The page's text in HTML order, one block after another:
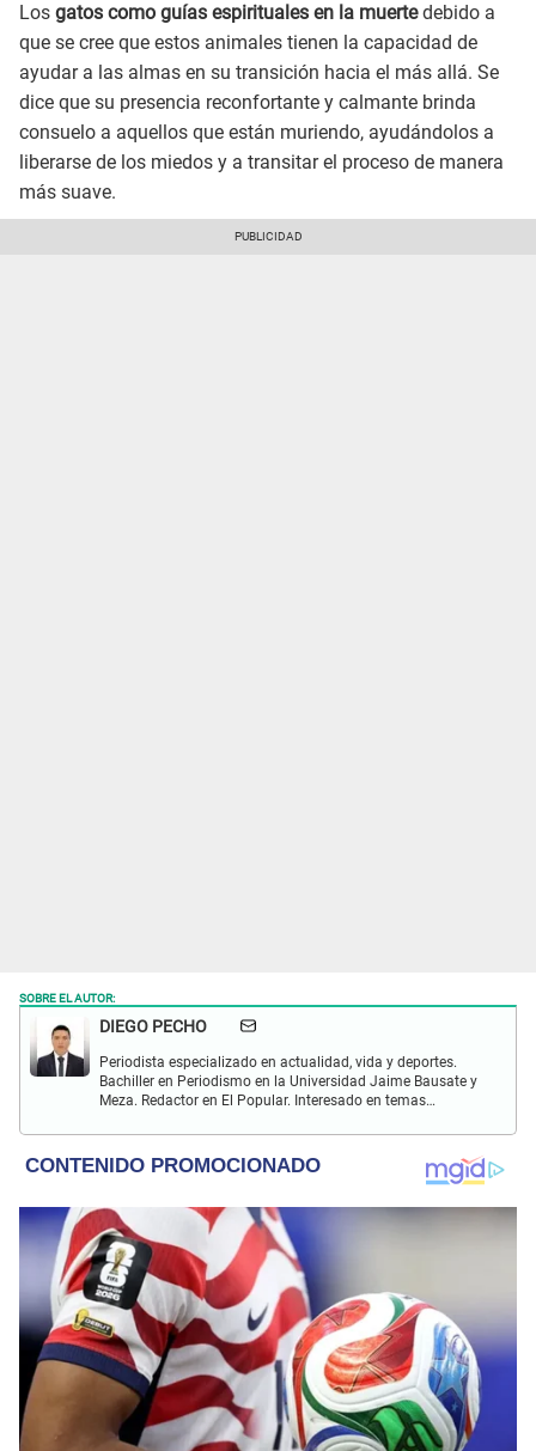
Los gatos como guías espirituales en la muertedebido a
que se cree que estos animales tienen la capacidad de
ayudar a las almas en su transición hacia el más allá. Se
dice que su presencia reconfortante y calmante brinda
consuelo a aquellos que están muriendo, ayudándolos a
liberarse de los miedos y a transitar el proceso de manera
más suave.
SOBRE EL AUTOR:
DIEGO PECHO
Periodista especializado en actualidad, vida y deportes.
Bachiller en Periodismo en la Universidad Jaime Bausate y
Meza. Redactor en El Popular. Interesado en temas
internacional, trucos caseros y educación.